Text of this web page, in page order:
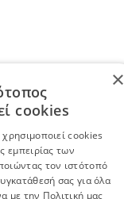
- All rights reserved
byNETMECHANICS
×
cookies
cookies
εμπειρίας των
τον ιστότοπό
σας για όλα
με την Πολιτική μας